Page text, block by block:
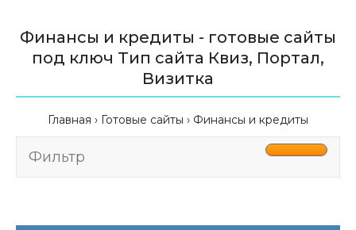
Финансы и кредиты - готовые сайты
под ключ Тип сайта Квиз, Портал,
Визитка
Главная Готовые сайты Финансы и кредиты
Фильтр